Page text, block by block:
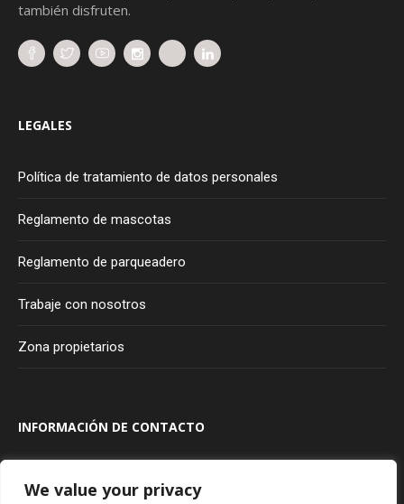
We value your privacy
también disfruten.
LEGALES
Política de tratamiento de datos personales
Reglamento de mascotas
Reglamento de parqueadero
Trabaje con nosotros
Zona propietarios
INFORMACIÓN DE CONTACTO
Transversal 100A #80A - 20